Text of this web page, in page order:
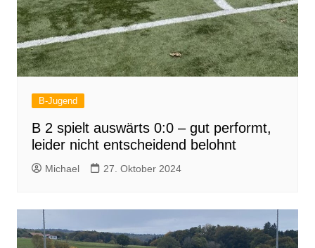
B-Jugend
B 2 spielt auswärts 0:0 – gut performt,
leider nicht entscheidend belohnt
Michael 27. Oktober 2024